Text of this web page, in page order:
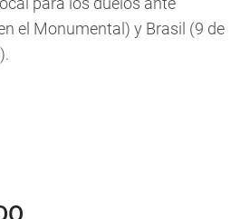
el Monumental) y Brasil (9 de